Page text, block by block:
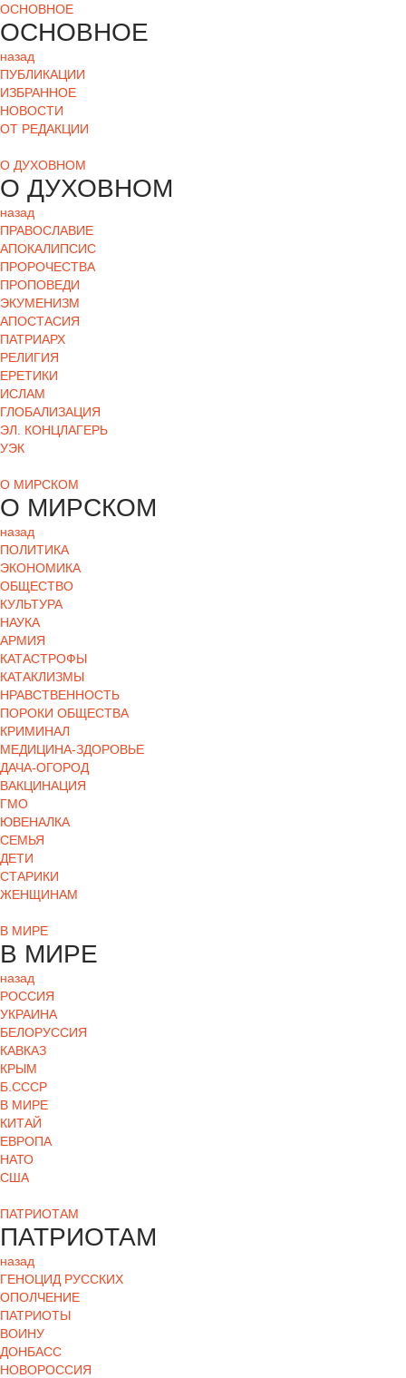
ОСНОВНОЕ
ОСНОВНОЕ
назад
ПУБЛИКАЦИИ
ИЗБРАННОЕ
НОВОСТИ
ОТ РЕДАКЦИИ
О ДУХОВНОМ
О ДУХОВНОМ
назад
ПРАВОСЛАВИЕ
АПОКАЛИПСИС
ПРОРОЧЕСТВА
ПРОПОВЕДИ
ЭКУМЕНИЗМ
АПОСТАСИЯ
ПАТРИАРХ
РЕЛИГИЯ
ЕРЕТИКИ
ИСЛАМ
ГЛОБАЛИЗАЦИЯ
ЭЛ. КОНЦЛАГЕРЬ
УЭК
О МИРСКОМ
О МИРСКОМ
назад
ПОЛИТИКА
ЭКОНОМИКА
ОБЩЕСТВО
КУЛЬТУРА
НАУКА
АРМИЯ
КАТАСТРОФЫ
КАТАКЛИЗМЫ
НРАВСТВЕННОСТЬ
ПОРОКИ ОБЩЕСТВА
КРИМИНАЛ
МЕДИЦИНА-ЗДОРОВЬЕ
ДАЧА-ОГОРОД
ВАКЦИНАЦИЯ
ГМО
ЮВЕНАЛКА
СЕМЬЯ
ДЕТИ
СТАРИКИ
ЖЕНЩИНАМ
В МИРЕ
В МИРЕ
назад
РОСCИЯ
УКРАИНА
БЕЛОРУССИЯ
КАВКАЗ
КРЫМ
Б.СССР
В МИРЕ
КИТАЙ
ЕВРОПА
НАТО
США
ПАТРИОТАМ
ПАТРИОТАМ
назад
ГЕНОЦИД РУССКИХ
ОПОЛЧЕНИЕ
ПАТРИОТЫ
ВОИНУ
ДОНБАСС
НОВОРОССИЯ